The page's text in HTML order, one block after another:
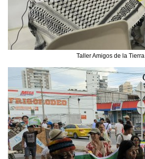
Taller Amigos de la Tierra